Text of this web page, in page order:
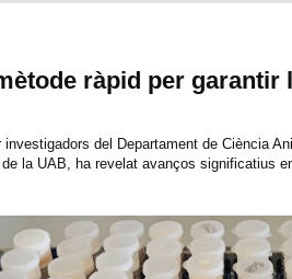
ràpid per garantir
del Departament de Ciència
la UAB, ha revelat avanços significatius